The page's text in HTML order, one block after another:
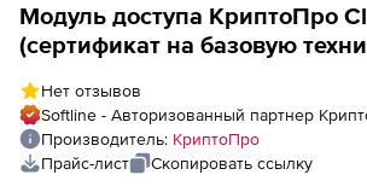
Модуль доступа КриптоПро
(сертификат на базовую
год), до 5 000 пользователей
Нет отзывов
Softline - Авторизованный партнер
Производитель: КриптоПро
Прайс-лист
Скопировать ссылку